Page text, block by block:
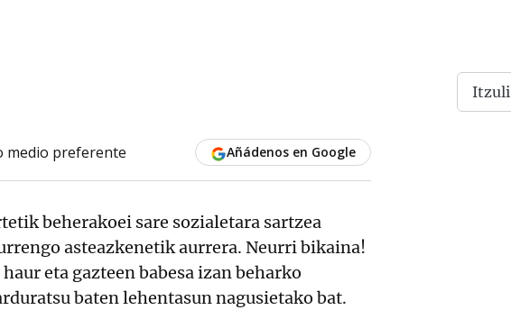
Itzuli
medio preferente Añádenos en Google
beherakoei sare sozialetara sartzea
asteazkenetik aurrera. Neurri bikaina!
eta gazteen babesa izan beharko
baten lehentasun nagusietako bat.